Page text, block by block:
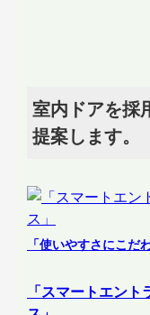
室内ドアを採
提案します。
「使いやすさにこだ
「スマートエント